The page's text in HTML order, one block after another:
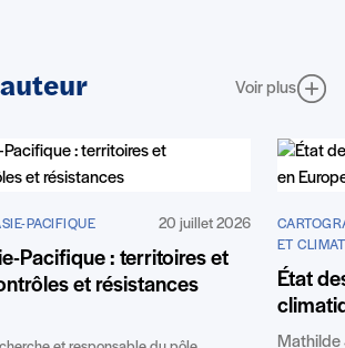
Voir plus
PACIFIQUE 20 juillet 2026
Pacifique : territoires et
et résistances
ET CLIMAT
État
Mathilde